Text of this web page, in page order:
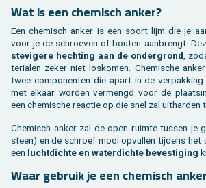
Wat is een che­misch anker?
Een che­misch anker is een soort lijm die je
voor je de schroe­ven of bou­ten aan­brengt.
ste­vi­ge­re hech­ting aan de on­der­grond,
te­ri­a­len zeker niet los­ko­men. Che­mi­sche
twee com­po­nen­ten die apart in de
met el­kaar wor­den ver­mengd voor de
een che­mi­sche re­ac­tie op die snel zal uit­har­den
Che­misch anker zal de open ruim­te tus­sen je
steen) en de schroef mooi op­vul­len tij­dens het
een lucht­dich­te en wa­ter­dich­te be­ves­ti­ging
Waar ge­bruik je een che­misch